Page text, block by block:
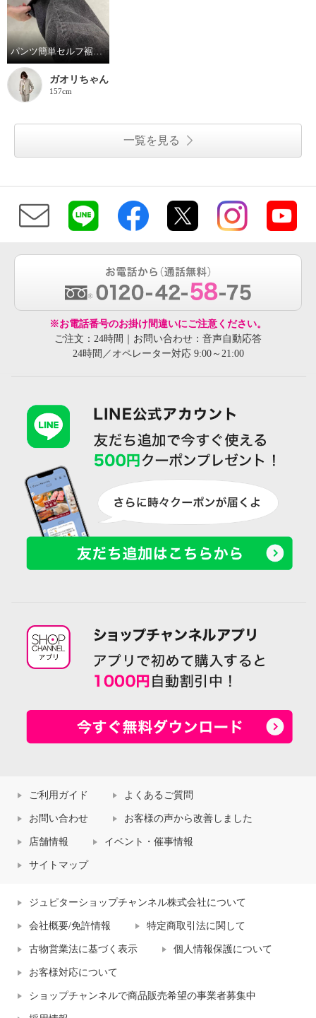
パンツ簡単セルフ裾上げ
ガオリちゃん
157cm
一覧を見る
※お電話番号のお掛け間違いにご注意ください。
ご注文：24時間｜お問い合わせ：音声自動応答
24時間／オペレーター対応 9:00～21:00
ご利用ガイド よくあるご質問
お問い合わせ お客様の声から改善しました
店舗情報 イベント・催事情報
サイトマップ
ジュピターショップチャンネル株式会社について
会社概要/免許情報 特定商取引法に関して
古物営業法に基づく表示 個人情報保護について
お客様対応について
ショップチャンネルで商品販売希望の事業者募集中